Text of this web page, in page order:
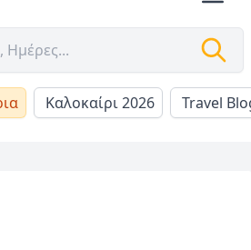
Καλοκαίρι 2026 Travel